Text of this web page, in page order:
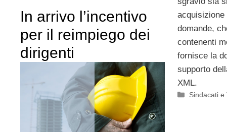
acquisizione
domande,
contenenti
fornisce la
supporto
XML.
Categorie
Sindacati e
In arrivo l’incentivo
per il reimpiego dei
dirigenti